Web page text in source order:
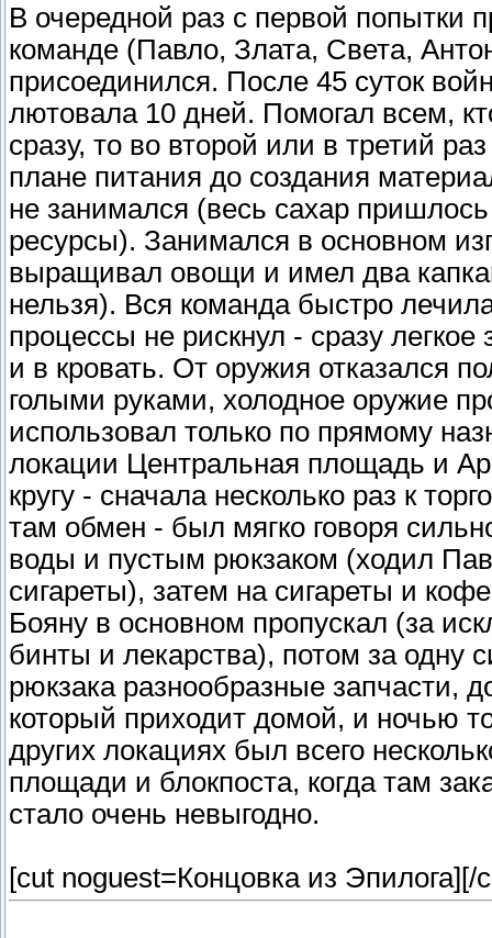
В очередной раз с первой попытки
команде (Павло, Злата, Света,
присоединился. После 45 суток
лютовала 10 дней. Помогал всем,
сразу, то во второй или в третий
плане питания до создания
не занимался (весь сахар
ресурсы). Занимался в основном
выращивал овощи и имел два
нельзя). Вся команда быстро
процессы не рискнул - сразу
и в кровать. От оружия отказался
голыми руками, холодное оружие
использовал только по прямому
локации Центральная площадь и
кругу - сначала несколько раз к
там обмен - был мягко говоря
воды и пустым рюкзаком (ходил
сигареты), затем на сигареты и
Бояну в основном пропускал (за
бинты и лекарства), потом за одну
рюкзака разнообразные запчасти,
который приходит домой, и ночью
других локациях был всего
площади и блокпоста, когда там
стало очень невыгодно.
[cut noguest=Концовка из Эпилога][/